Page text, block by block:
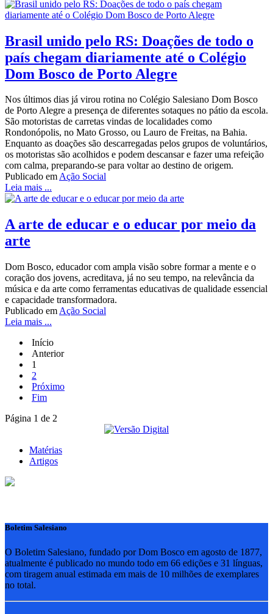
Brasil unido pelo RS: Doações de todo o
país chegam diariamente até o Colégio
Dom Bosco de Porto Alegre
Nos últimos dias já virou rotina no Colégio Salesiano Dom Bosco
de Porto Alegre a presença de diferentes sotaques no pátio da escola.
São motoristas de carretas vindas de localidades como
Rondonópolis, no Mato Grosso, ou Lauro de Freitas, na Bahia.
Enquanto as doações são descarregadas pelos grupos de voluntários,
os motoristas são acolhidos e podem descansar e fazer uma refeição
com calma, preparando-se para voltar ao destino de origem.
Publicado emAção Social
Leia mais ...
A arte de educar e o educar por meio da
arte
Dom Bosco, educador com ampla visão sobre formar a mente e o
coração dos jovens, acreditava, já no seu tempo, na relevância da
música e da arte como ferramentas educativas de qualidade essencial
e capacidade transformadora.
Publicado em Ação Social
Leia mais ...
Início
Anterior
1
2
Próximo
Fim
Página 1 de 2
Matérias
Artigos
Boletim Salesiano
O Boletim Salesiano, fundado por Dom Bosco em agosto de 1877,
atualmente é publicado no mundo todo em 66 edições e 31 línguas,
com tiragem anual estimada em mais de 10 milhões de exemplares
no total.